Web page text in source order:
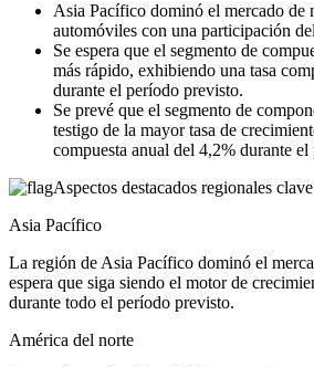
Asia Pacífico dominó el mercado de
automóviles con una participación
Se espera que el segmento de
más rápido, exhibiendo una tasa
durante el período previsto.
Se prevé que el segmento de
testigo de la mayor tasa de
compuesta anual del 4,2% durante
Aspectos destacados regionales clave
Asia Pacífico
La región de Asia Pacífico dominó el
espera que siga siendo el motor de
durante todo el período previsto.
América del norte